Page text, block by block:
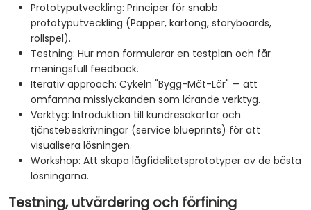
Prototyputveckling: Principer för snabb
prototyputveckling (Papper, kartong, storyboards,
rollspel).
Testning: Hur man formulerar en testplan och får
meningsfull feedback.
Iterativ approach: Cykeln "Bygg-Mät-Lär" — att
omfamna misslyckanden som lärande verktyg.
Verktyg: Introduktion till kundresakartor och
tjänstebeskrivningar (service blueprints) för att
visualisera lösningen.
Workshop: Att skapa lågfidelitetsprototyper av de bästa
lösningarna.
Testning, utvärdering och förfining